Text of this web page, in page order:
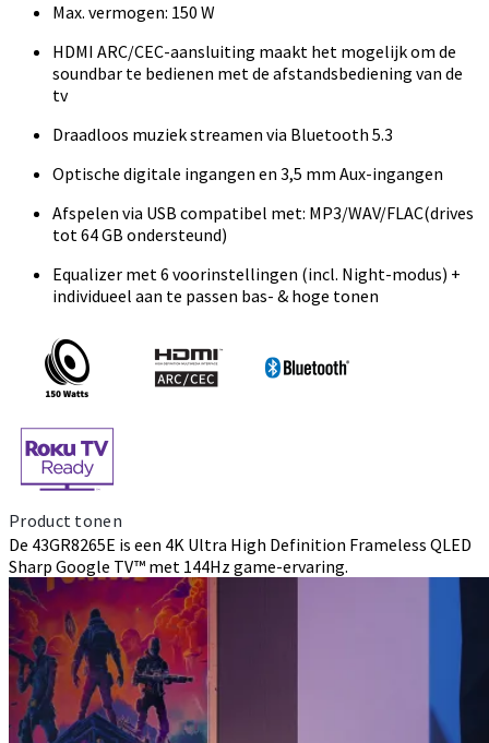
Max. vermogen: 150 W
HDMI ARC/CEC-aansluiting maakt het mogelijk om de
soundbar te bedienen met de afstandsbediening van de
tv
Draadloos muziek streamen via Bluetooth 5.3
Optische digitale ingangen en 3,5 mm Aux-ingangen
Afspelen via USB compatibel met: MP3/WAV/FLAC(drives
tot 64 GB ondersteund)
Equalizer met 6 voorinstellingen (incl. Night-modus) +
individueel aan te passen bas- & hoge tonen
Product tonen
De 43GR8265E is een 4K Ultra High Definition Frameless QLED
Sharp Google TV™ met 144Hz game-ervaring.